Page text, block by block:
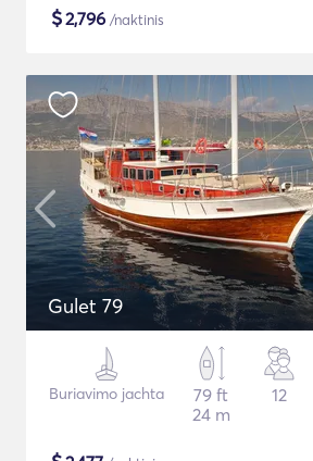
$2,796 /naktinis
Gulet 79
Buriavimo jachta
79 ft
24 m
12